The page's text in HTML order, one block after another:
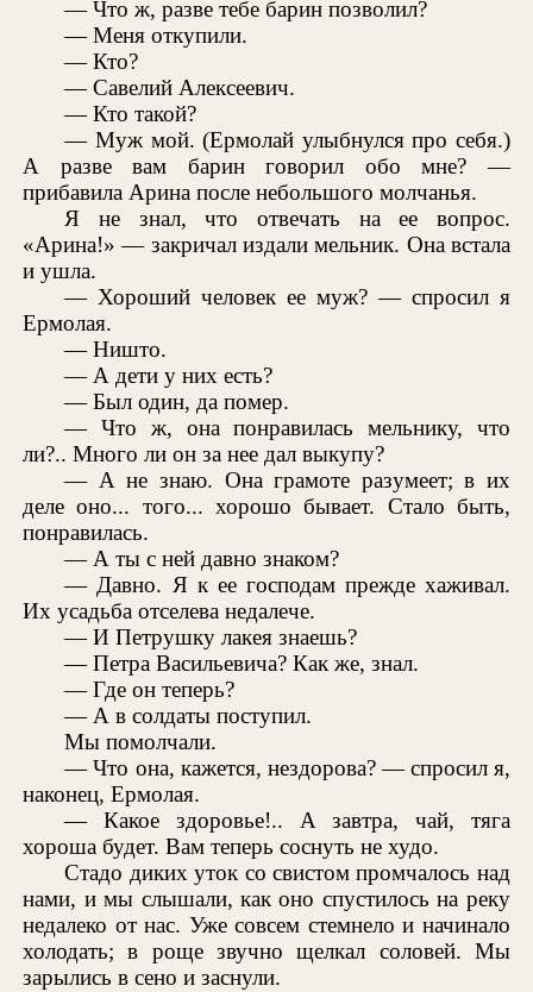
— Что ж, разве тебе барин позволил?
— Меня откупили.
— Кто?
— Савелий Алексеевич.
— Кто такой?
— Муж мой. (Ермолай улыбнулся про себя.)
А разве вам барин говорил обо мне? —
прибавила Арина после небольшого молчанья.
Я не знал, что отвечать на ее вопрос.
«Арина!» — закричал издали мельник. Она встала
и ушла.
— Хороший человек ее муж? — спросил я
Ермолая.
— Ништо.
— А дети у них есть?
— Был один, да помер.
— Что ж, она понравилась мельнику, что
ли?.. Много ли он за нее дал выкупу?
— А не знаю. Она грамоте разумеет; в их
деле оно... того... хорошо бывает. Стало быть,
понравилась.
— А ты с ней давно знаком?
— Давно. Я к ее господам прежде хаживал.
Их усадьба отселева недалече.
— И Петрушку лакея знаешь?
— Петра Васильевича? Как же, знал.
— Где он теперь?
— А в солдаты поступил.
Мы помолчали.
— Что она, кажется, нездорова? — спросил я,
наконец, Ермолая.
— Какое здоровье!.. А завтра, чай, тяга
хороша будет. Вам теперь соснуть не худо.
Стадо диких уток со свистом промчалось над
нами, и мы слышали, как оно спустилось на реку
недалеко от нас. Уже совсем стемнело и начинало
холодать; в роще звучно щелкал соловей. Мы
зарылись в сено и заснули.